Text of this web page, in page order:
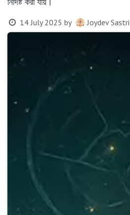
14 July 2025 by Joydev Sastri